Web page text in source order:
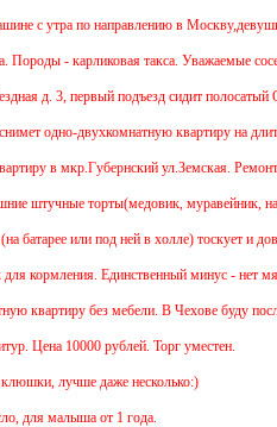
по направлению в Москву,девушка
- карликовая такса. Уважаемые соседи!
д. 3, первый подъезд сидит полосатый
двухкомнатную квартиру на
в мкр.Губернский ул.Земская. Ремонт от
торты(медовик, муравейник,
или под ней в холле) тоскует и
Единственный минус - нет мягкой
без мебели. В Чехове буду после 15-
10000 рублей. Торг уместен.
лучше даже несколько:)
малыша от 1 года.